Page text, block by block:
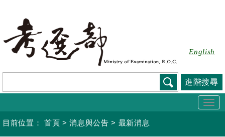
要
容
English
進階搜尋
目前位置： 首頁 >消息與公告 > 最新消息